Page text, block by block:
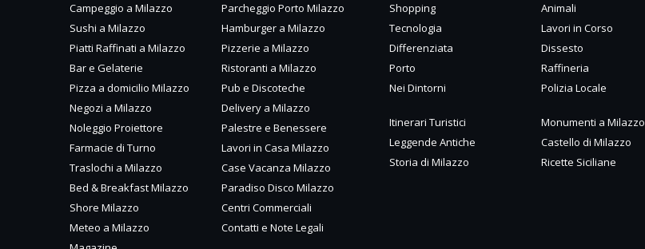
Campeggio a Milazzo
Parcheggio Porto Milazzo
Sushi a Milazzo
Hamburger a Milazzo
Piatti Raffinati a Milazzo
Pizzerie a Milazzo
Bar e Gelaterie
Ristoranti a Milazzo
Pizza a domicilio Milazzo
Pub e Discoteche
Negozi a Milazzo
Delivery a Milazzo
Noleggio Proiettore
Palestre e Benessere
Farmacie di Turno
Lavori in Casa Milazzo
Traslochi a Milazzo
Case Vacanza Milazzo
Bed & Breakfast Milazzo
Paradiso Disco Milazzo
Shore Milazzo
Centri Commerciali
Meteo a Milazzo
Contatti e Note Legali
Shopping
Animali
Tecnologia
Lavori in Corso
Differenziata
Dissesto
Porto
Raffineria
Nei Dintorni
Polizia Locale
Itinerari Turistici
Monumenti a Milazzo
Leggende Antiche
Castello di Milazzo
Storia di Milazzo
Ricette Siciliane